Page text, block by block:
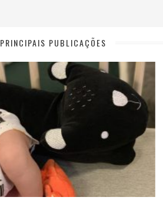
PRINCIPAIS PUBLICAÇÕES